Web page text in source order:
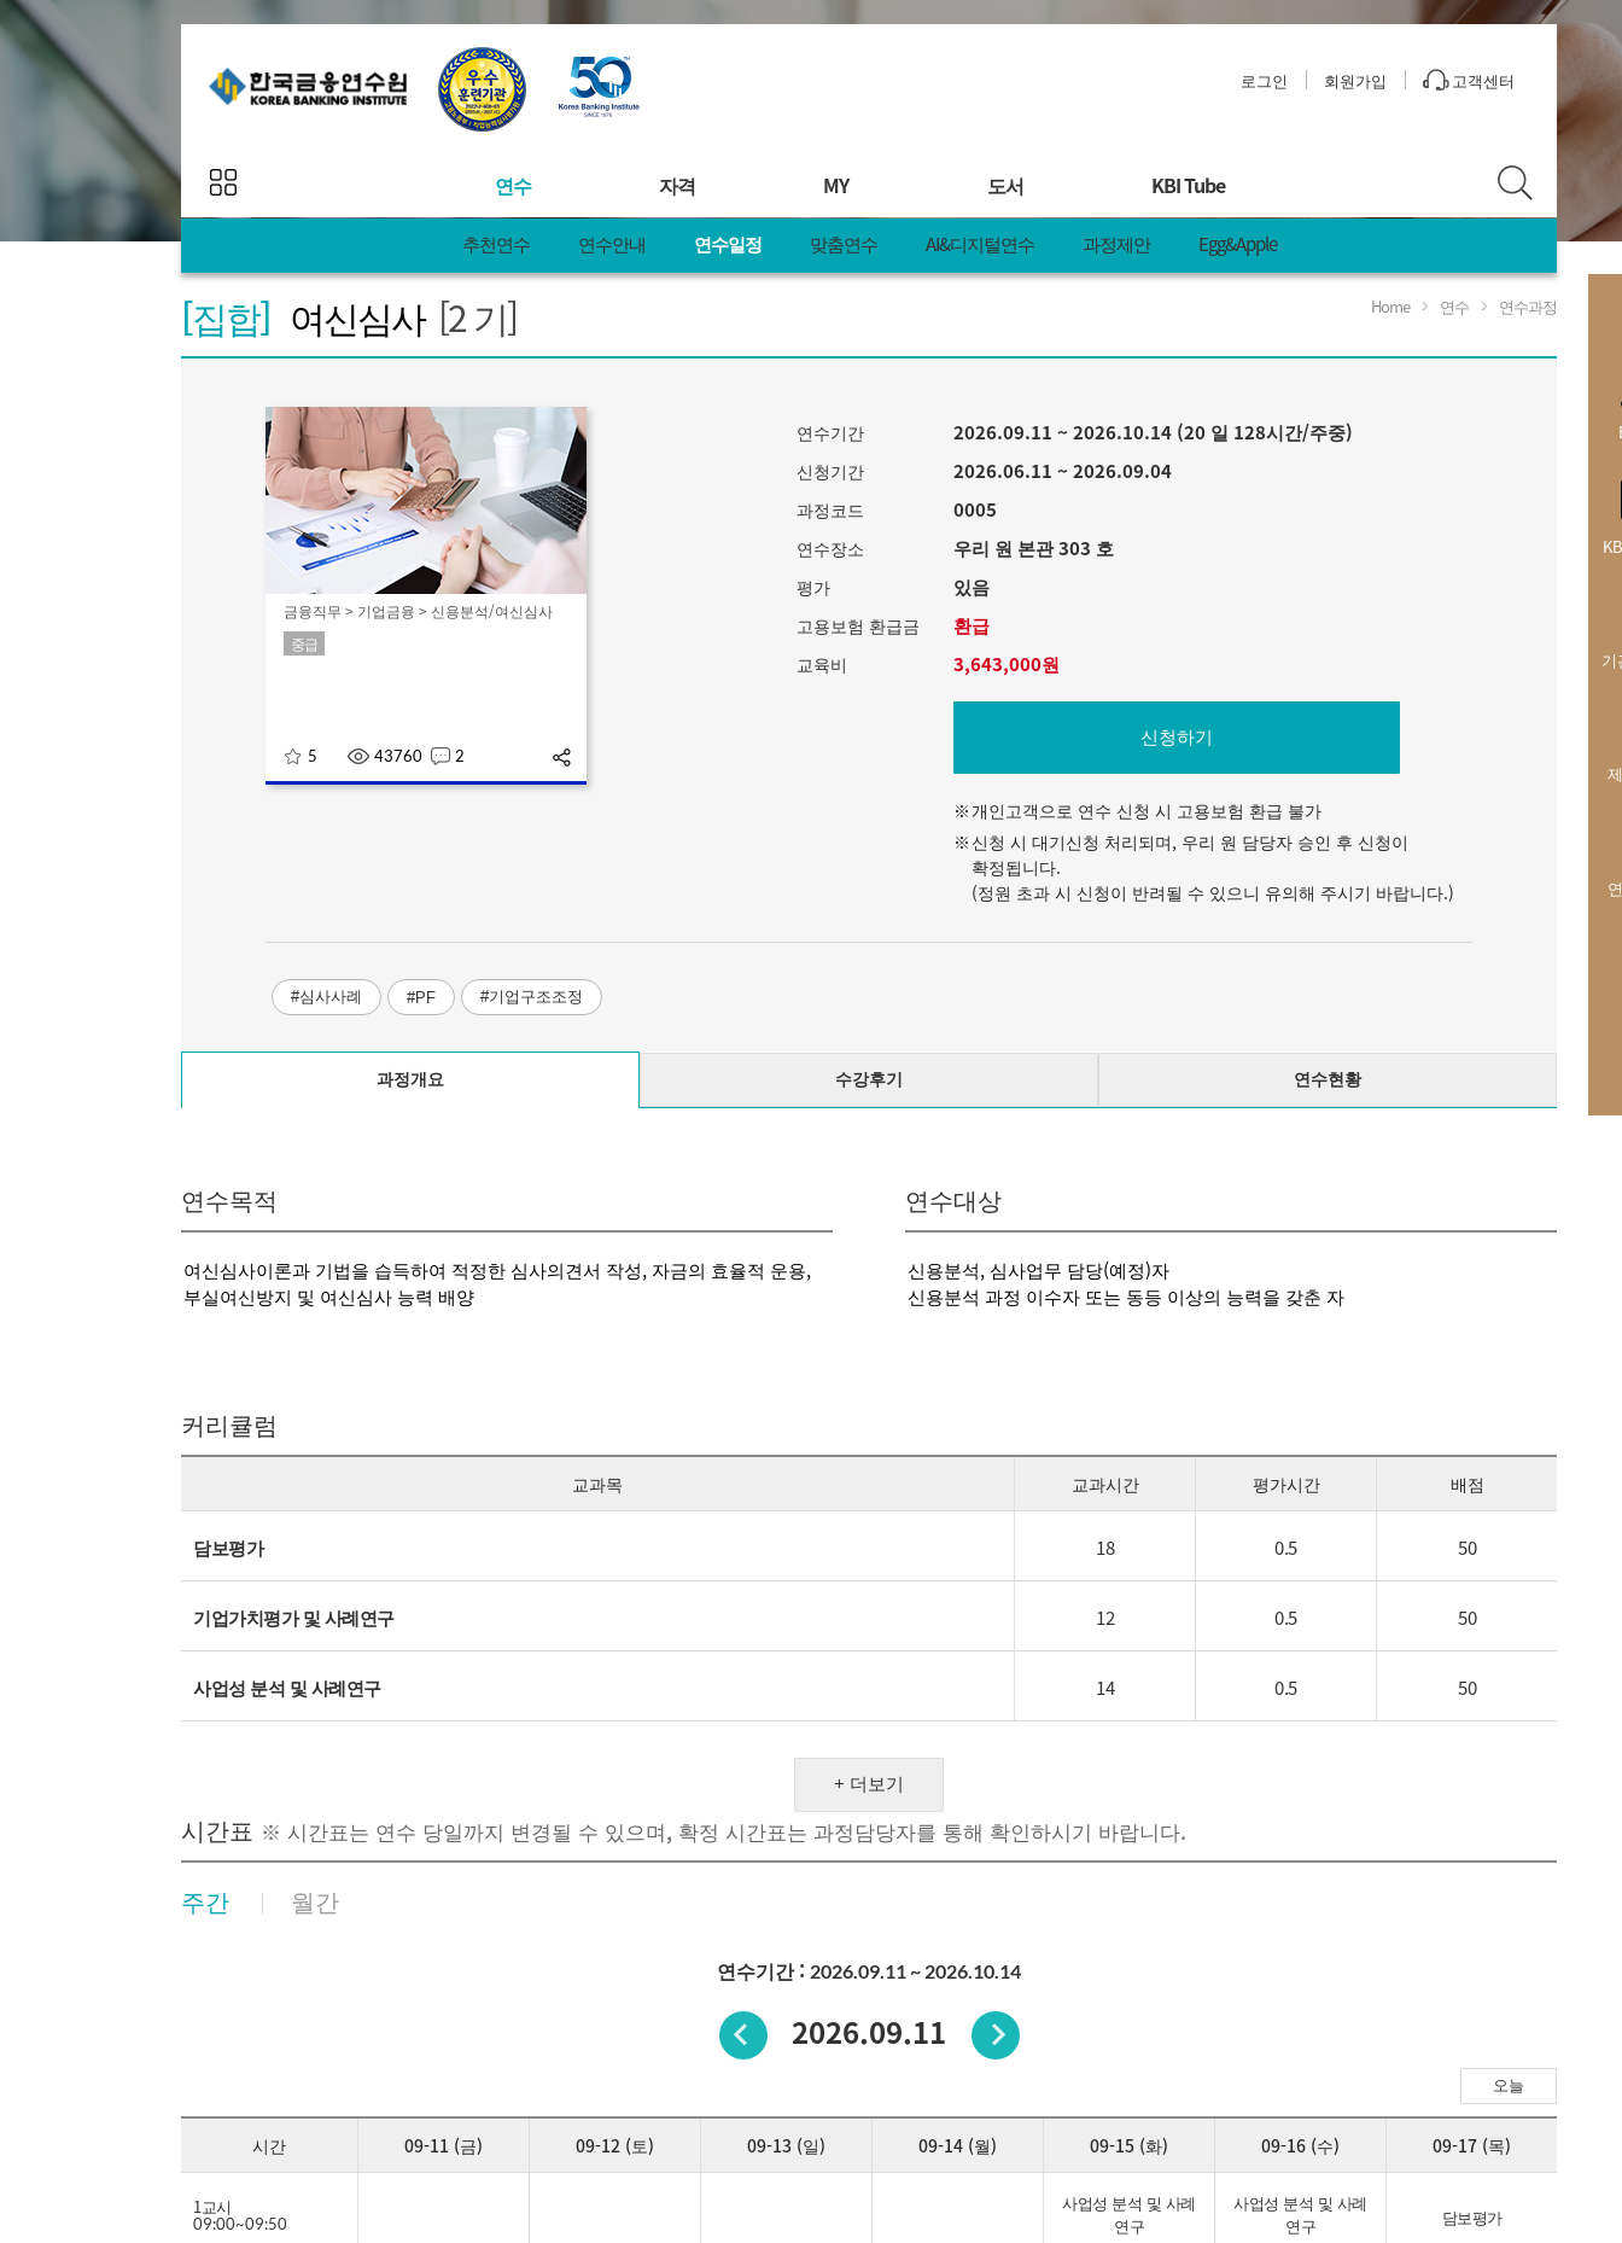
로그인 회원가입 고객센터
연수
추천연수
연수안내
연수일정
AI&디지털연수
과정제안
Egg&Apple
자격
자격시험안내
MY
MY 학습
MY 쿠폰
MY 활동
도서
도서안내
주문내역
KBI Tube
연수 프로그램
연수 일정
이벤트
추천연수 연수안내 연수일정 맞춤연수 AI&디지털연수 과정제안 Egg&Apple
기
Home 연수 연수과정
[집합] 여신심사 [2 기]
금융직무 > 기업금융 > 신용분석/여신심사
중급
5 43760 2
연수기간 2026.09.11 ~ 2026.10.14 (20 일 128시간/주중)
신청기간 2026.06.11 ~ 2026.09.04
과정코드 0005
연수장소 우리 원 본관 303 호
평가 있음
고용보험 환급금 환급
교육비 3,643,000원
신청하기
개인고객으로 연수 신청 시 고용보험 환급 불가
신청 시 대기신청 처리되며, 우리 원 담당자 승인 후 신청이
확정됩니다.
(정원 초과 시 신청이 반려될 수 있으니 유의해 주시기 바랍니다.)
#심사사례 #PF #기업구조조정
과정개요 수강후기 연수현황
연수목적
여신심사이론과 기법을 습득하여 적정한 심사의견서 작성, 자금의 효율적 운용,
부실여신방지 및 여신심사 능력 배양
연수대상
신용분석, 심사업무 담당(예정)자
신용분석 과정 이수자 또는 동등 이상의 능력을 갖춘 자
커리큘럼
교과목 교과시간 평가시간 배점
담보평가 18 0.5 50
기업가치평가 및 사례연구 12 0.5 50
사업성 분석 및 사례연구 14 0.5 50
수출입금융 6
부동산금융
기업부실예측 6 0.1 10
+ 더보기
시간표 ※ 시간표는 연수 당일까지 변경될 수 있으며, 확정 시간표는 과정담당자를 통해 확인하시기 바랍니다.
주간 월간
연수기간 : 2026.09.11 ~ 2026.10.14
2026.09.11
오늘
시간 09-11 (금) 09-12 (토) 09-13 (일) 09-14 (월) 09-15 (화) 09-16 (수) 09-17 (목)
1교시
09:00~09:50
사업성 분석 및 사례
연구
사업성 분석 및 사례
연구
담보평가